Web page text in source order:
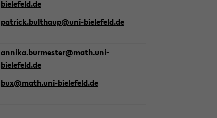
bielefeld.de
pa­trick.bult­haup@uni-​bielefeld.de
an­ni­ka.bur­mes­ter@math.uni-​
bielefeld.de
bux@math.uni-​bielefeld.de